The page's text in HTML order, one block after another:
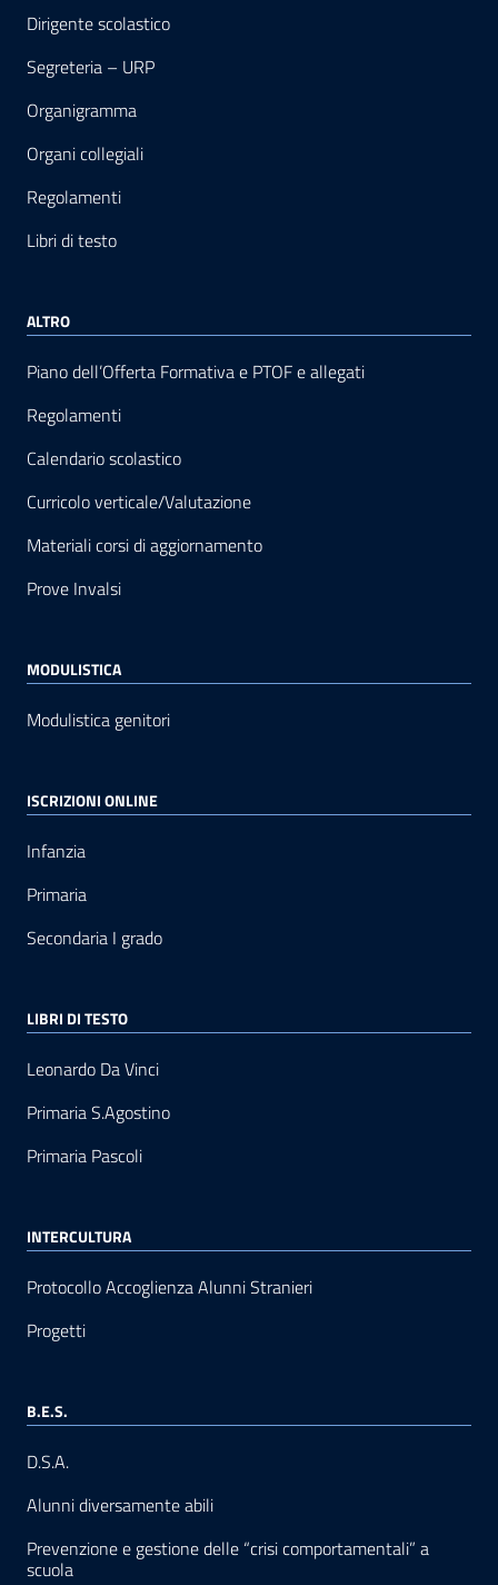
Dirigente scolastico
Segreteria – URP
Organigramma
Organi collegiali
Regolamenti
Libri di testo
ALTRO
Piano dell’Offerta Formativa e PTOF e allegati
Regolamenti
Calendario scolastico
Curricolo verticale/Valutazione
Materiali corsi di aggiornamento
Prove Invalsi
MODULISTICA
Modulistica genitori
ISCRIZIONI ONLINE
Infanzia
Primaria
Secondaria I grado
LIBRI DI TESTO
Leonardo Da Vinci
Primaria S.Agostino
Primaria Pascoli
INTERCULTURA
Protocollo Accoglienza Alunni Stranieri
Progetti
B.E.S.
D.S.A.
Alunni diversamente abili
Prevenzione e gestione delle “crisi comportamentali” a
scuola